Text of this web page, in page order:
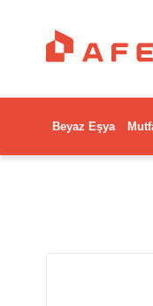
Beyaz Eşya